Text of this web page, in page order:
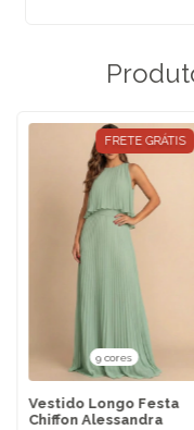
FRETE GRÁTIS
9 cores
Vestido Longo Festa
Chiffon Alessandra